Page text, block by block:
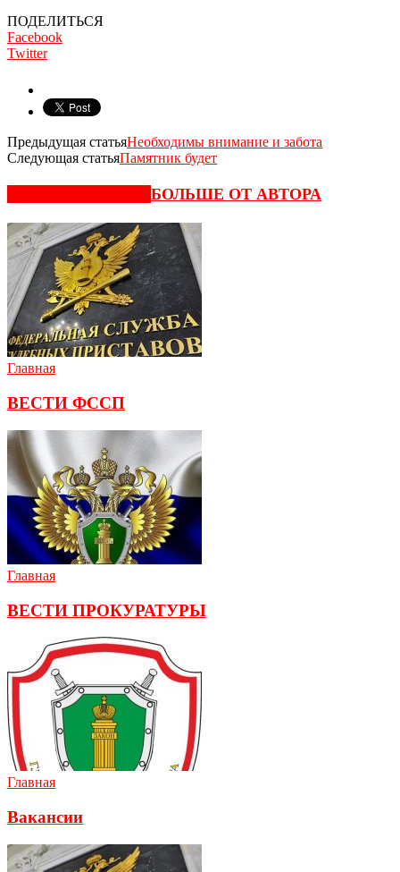
ПОДЕЛИТЬСЯ
Facebook
Twitter
Предыдущая статьяНеобходимы внимание и забота
Следующая статьяПамятник будет
БОЛЬШЕ ОТ АВТОРА
Главная
ВЕСТИ ФССП
Главная
ВЕСТИ ПРОКУРАТУРЫ
Главная
Вакансии